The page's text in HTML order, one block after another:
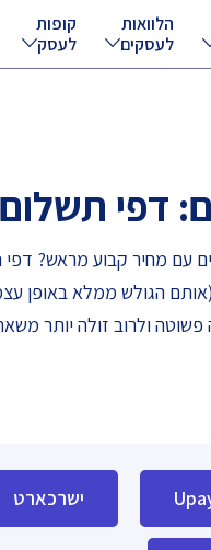
הלוואות
לעסקים
קופות
לעסק
דפי
עם מחיר קבוע מראש?
הגולש ממלא באופן
ולרוב זולה יותר
ישרכארט